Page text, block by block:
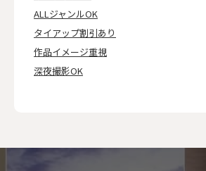
ALLジャンルOK
タイアップ割引あり
作品イメージ重視
深夜撮影OK